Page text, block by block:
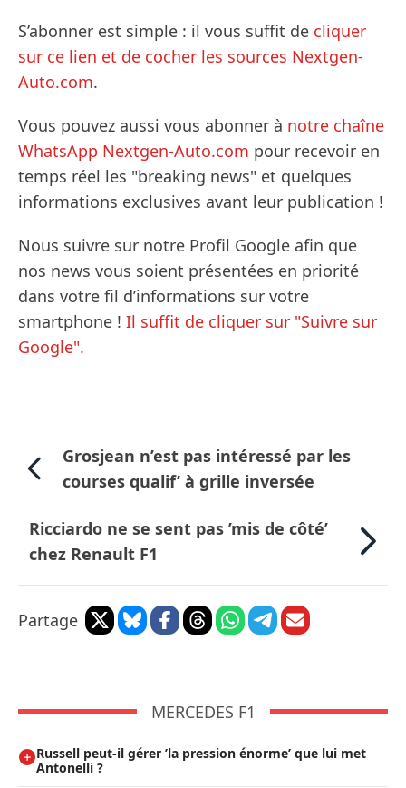
S’abonner est simple : il vous suffit de cliquer
sur ce lien et de cocher les sources Nextgen-
Auto.com.
Vous pouvez aussi vous abonner à notre chaîne
WhatsApp Nextgen-Auto.com pour recevoir en
temps réel les "breaking news" et quelques
informations exclusives avant leur publication !
Nous suivre sur notre Profil Google afin que
nos news vous soient présentées en priorité
dans votre fil d’informations sur votre
smartphone ! Il suffit de cliquer sur "Suivre sur
Google".
Grosjean n’est pas intéressé par les
courses qualif’ à grille inversée
Ricciardo ne se sent pas ’mis de côté’
chez Renault F1
Partage
MERCEDES F1
Russell peut-il gérer ’la pression énorme’ que lui met
Antonelli ?